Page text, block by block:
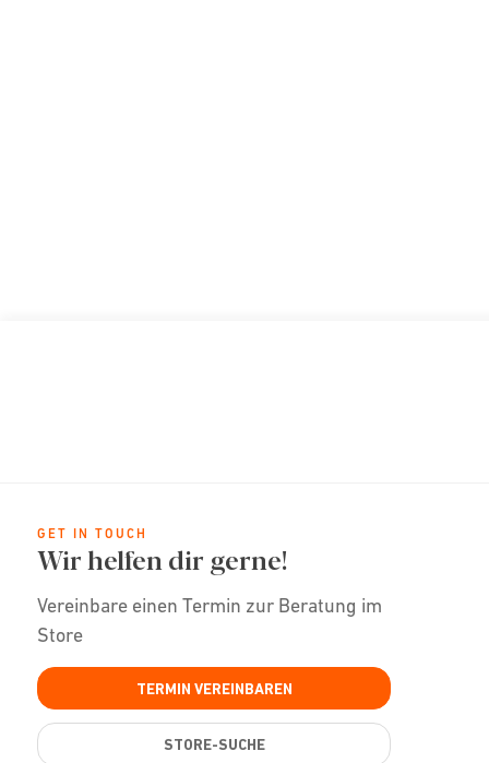
GET IN TOUCH
Wir helfen dir gerne!
Vereinbare einen Termin zur Beratung im
Store
TERMIN VEREINBAREN
STORE-SUCHE